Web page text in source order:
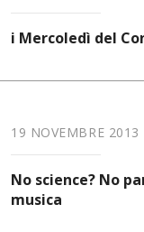
i Mercoledì del
19 NOVEMBRE 2013
No science? No
musica